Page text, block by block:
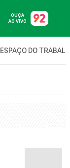
OUÇA
AO VIVO
ESPAÇO DO